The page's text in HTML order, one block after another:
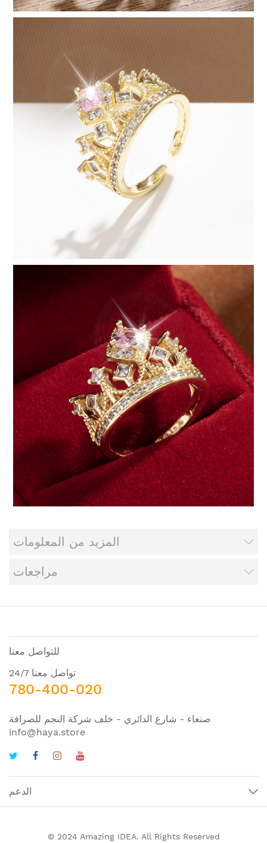
المزيد من المعلومات
مراجعات
للتواصل معنا
تواصل معنا 24/7
780-400-020
صنعاء - شارع الدائري - خلف شركة النجم للصرافة
info@haya.store
الدعم
© 2024 Amazing IDEA. All Rights Reserved